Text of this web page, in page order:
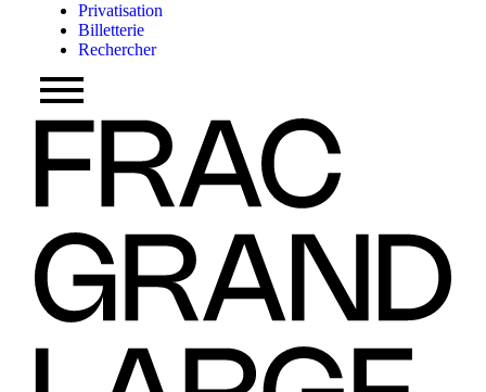
Privatisation
Billetterie
Rechercher